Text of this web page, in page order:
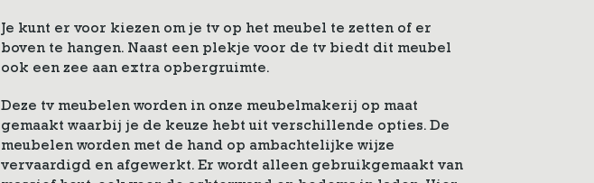
Je kunt er voor kiezen om je tv op het meubel te zetten of er
boven te hangen. Naast een plekje voor de tv biedt dit meubel
ook een zee aan extra opbergruimte.
Deze tv meubelen worden in onze meubelmakerij op maat
gemaakt waarbij je de keuze hebt uit verschillende opties. De
meubelen worden met de hand op ambachtelijke wijze
vervaardigd en afgewerkt. Er wordt alleen gebruikgemaakt van